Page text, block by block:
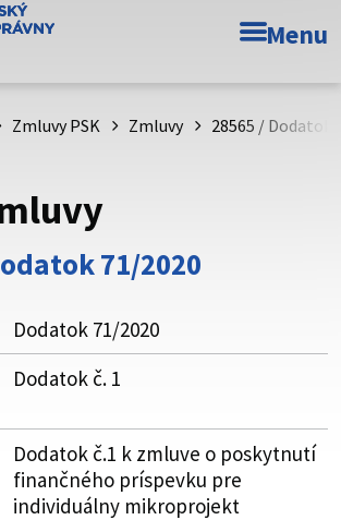
oficiálna
stránka Prešovského
sa uistite, že zdieľate informácie iba
webovú stránku. Zabezpečená stránka
pred názvom domény webového sídla.
Menu
Zmluvy PSK Zmluvy 28565 /
71/2020
Dodatok 71/2020
Dodatok č. 1
Dodatok č.1 k zmluve o poskytnutí
finančného príspevku pre
individuálny mikroprojekt